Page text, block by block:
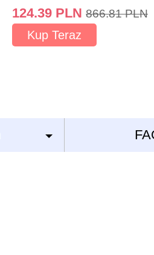
124.39 PLN 866.81 PLN
Kup Teraz